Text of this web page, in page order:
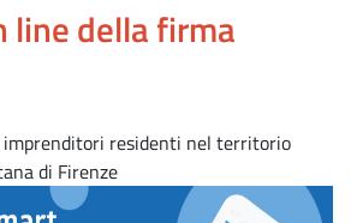
line della firma
residenti nel territorio
di Firenze